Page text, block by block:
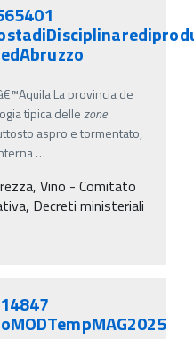
La provincia de
tipica dellezone
aspro e tormentato,
…
Vino - Comitato
Decreti ministeriali